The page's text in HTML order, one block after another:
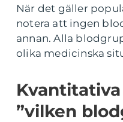
När det gäller
notera att ingen
annan. Alla
olika medicinska
”vilken